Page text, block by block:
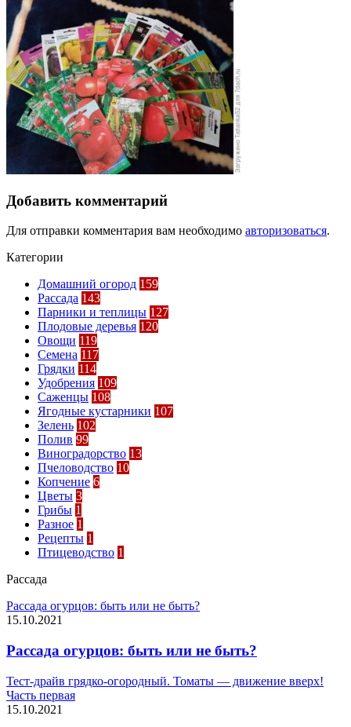
Добавить комментарий
Для отправки комментария вам необходимо авторизоваться.
Категории
Домашний огород 159
Рассада 143
Парники и теплицы 127
Плодовые деревья 120
Овощи 119
Семена 117
Грядки 114
Удобрения 109
Саженцы 108
Ягодные кустарники 107
Зелень 102
Полив 99
Виноградорство 13
Пчеловодство 10
Копчение 6
Цветы 3
Грибы 1
Разное 1
Рецепты 1
Птицеводство 1
Рассада
Рассада огурцов: быть или не быть?
15.10.2021
Рассада огурцов: быть или не быть?
Тест-драйв грядко-огородный. Томаты — движение вверх!
Часть первая
15.10.2021